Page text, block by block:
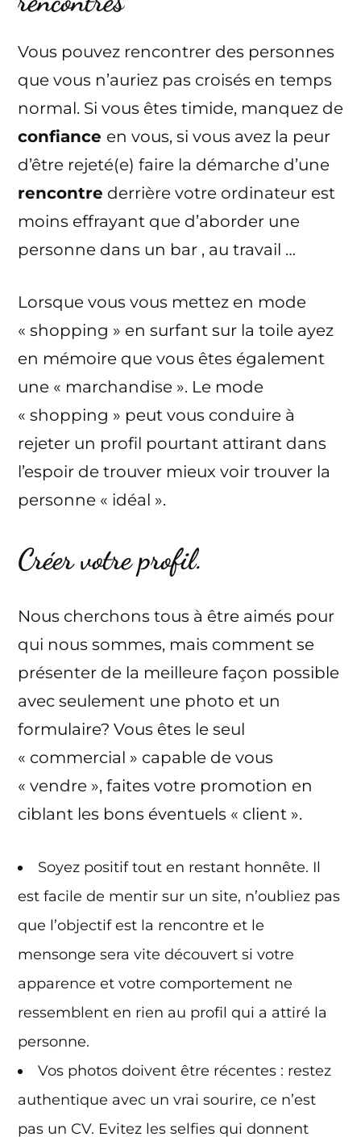
Vous pouvez rencontrer des personnes
que vous n’auriez pas croisés en temps
normal. Si vous êtes timide, manquez de
confiance en vous, si vous avez la peur
d’être rejeté(e) faire la démarche d’une
rencontre derrière votre ordinateur est
moins effrayant que d’aborder une
personne dans un bar , au travail …
Lorsque vous vous mettez en mode
« shopping » en surfant sur la toile ayez
en mémoire que vous êtes également
une « marchandise ». Le mode
« shopping » peut vous conduire à
rejeter un profil pourtant attirant dans
l’espoir de trouver mieux voir trouver la
personne « idéal ».
Créer votre profil.
Nous cherchons tous à être aimés pour
qui nous sommes, mais comment se
présenter de la meilleure façon possible
avec seulement une photo et un
formulaire? Vous êtes le seul
« commercial » capable de vous
« vendre », faites votre promotion en
ciblant les bons éventuels « client ».
Soyez positif tout en restant honnête. Il
est facile de mentir sur un site, n’oubliez pas
que l’objectif est la rencontre et le
mensonge sera vite découvert si votre
apparence et votre comportement ne
ressemblent en rien au profil qui a attiré la
personne.
Vos photos doivent être récentes : restez
authentique avec un vrai sourire, ce n’est
pas un CV. Evitez les selfies qui donnent